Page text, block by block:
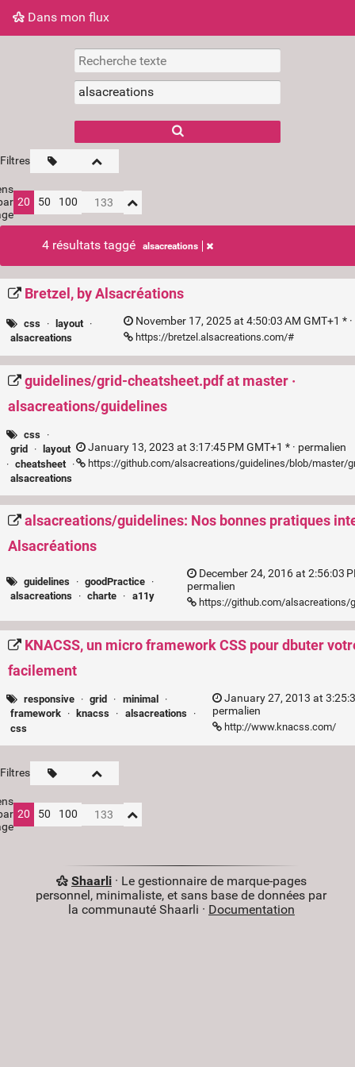
Dans mon flux
Dans mon flux Nuage de tags Mur d'images
Filtres
20 50 100
4 résultats taggé alsacreations
Bretzel, by Alsacréations
css · layout ·
alsacreations
November 17, 2025 at 4:50:03 AM GMT+1 * ·
https://bretzel.alsacreations.com/#
guidelines/grid-cheatsheet.pdf at master ·
alsacreations/guidelines
css ·
grid
·
layout
· cheatsheet ·
alsacreations
January 13, 2023 at 3:17:45 PM GMT+1 * · permalien
https://github.com/alsacreations/guidelines/blob/master/
alsacreations/guidelines: Nos bonnes pratiques
Alsacréations
guidelines · goodPractice ·
alsacreations · charte · a11y
December 24, 2016 at 2:56:03
permalien
https://github.com/alsacreations/
KNACSS, un micro framework CSS pour dbuter
facilement
responsive · grid · minimal
·
framework · knacss · alsacreations
·
css
January 27, 2013 at
permalien
http://www.knacss.com/
Filtres
20 50 100
Shaarli· Le gestionnaire de marque-pages
personnel, minimaliste, et sans base de données par
la communauté Shaarli · Documentation